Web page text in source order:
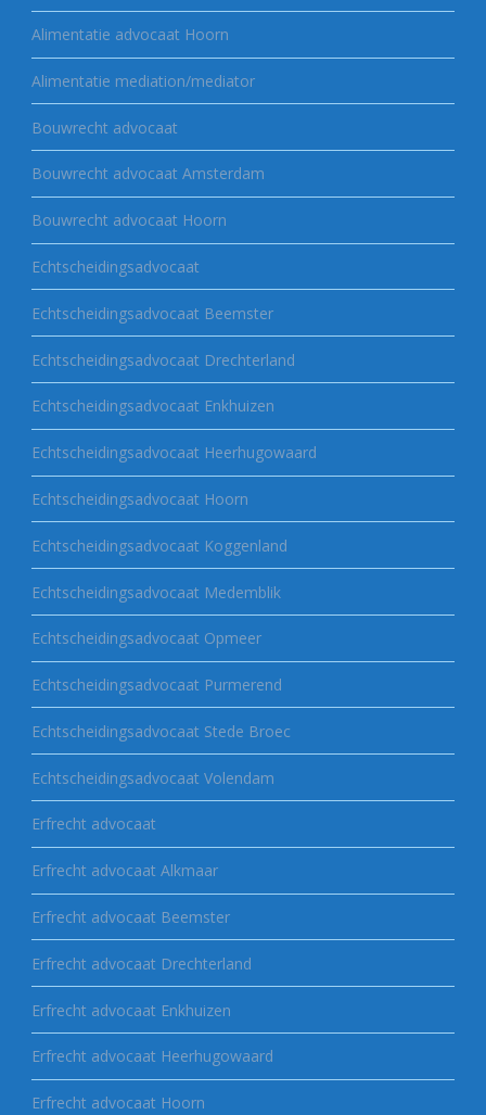
Alimentatie advocaat Hoorn
Alimentatie mediation/mediator
Bouwrecht advocaat
Bouwrecht advocaat Amsterdam
Bouwrecht advocaat Hoorn
Echtscheidingsadvocaat
Echtscheidingsadvocaat Beemster
Echtscheidingsadvocaat Drechterland
Echtscheidingsadvocaat Enkhuizen
Echtscheidingsadvocaat Heerhugowaard
Echtscheidingsadvocaat Hoorn
Echtscheidingsadvocaat Koggenland
Echtscheidingsadvocaat Medemblik
Echtscheidingsadvocaat Opmeer
Echtscheidingsadvocaat Purmerend
Echtscheidingsadvocaat Stede Broec
Echtscheidingsadvocaat Volendam
Erfrecht advocaat
Erfrecht advocaat Alkmaar
Erfrecht advocaat Beemster
Erfrecht advocaat Drechterland
Erfrecht advocaat Enkhuizen
Erfrecht advocaat Heerhugowaard
Erfrecht advocaat Hoorn